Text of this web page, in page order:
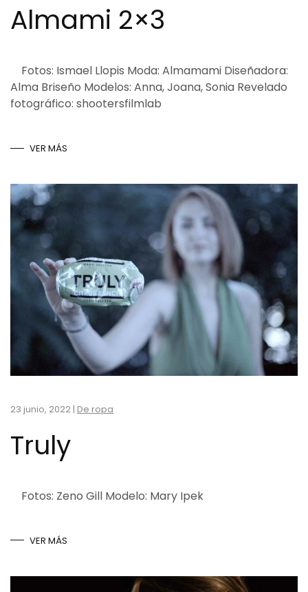
Almami 2×3
Fotos: Ismael Llopis Moda: Almamami Diseñadora:
Alma Briseño Modelos: Anna, Joana, Sonia Revelado
fotográfico: shootersfilmlab
VER MÁS
23 junio, 2022 | De ropa
Truly
Fotos: Zeno Gill Modelo: Mary Ipek
VER MÁS